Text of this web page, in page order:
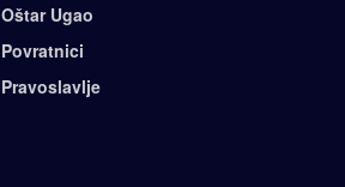
Oštar Ugao
Povratnici
Pravoslavlje